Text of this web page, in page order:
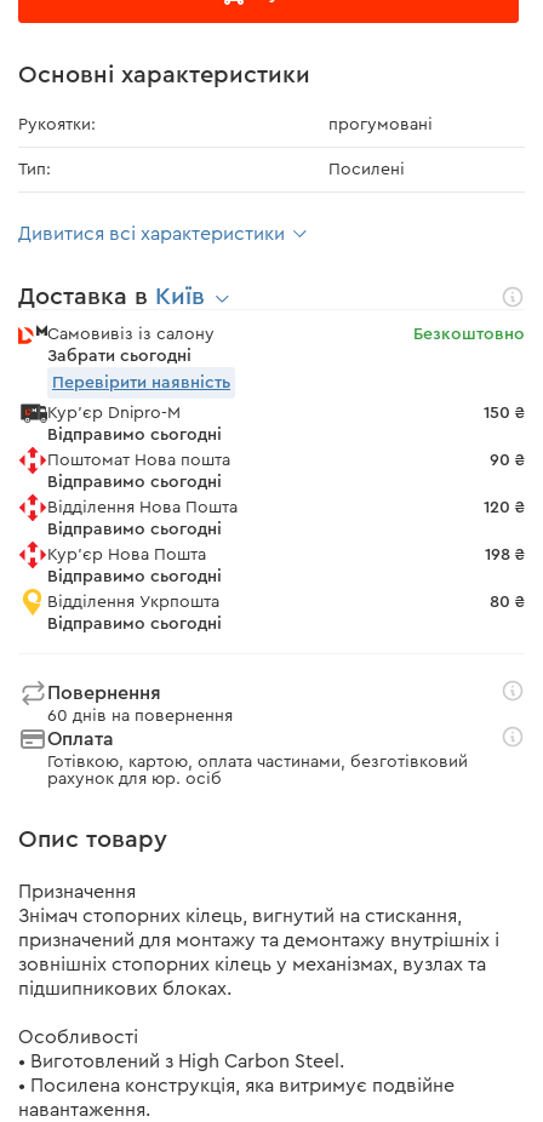
Основні характеристики
Рукоятки: прогумовані
Тип: Посилені
Дивитися всі характеристики
Доставка в Київ
Самовивіз із салону
Забрати сьогодні
Безкоштовно
Перевірити наявність
Кур'єр Dnipro-M
Відправимо сьогодні
150 ₴
Поштомат Нова пошта
Відправимо сьогодні
90 ₴
Відділення Нова Пошта
Відправимо сьогодні
120 ₴
Кур'єр Нова Пошта
Відправимо сьогодні
198 ₴
Відділення Укрпошта
Відправимо сьогодні
80 ₴
Повернення
60 днів на повернення
Оплата
Готівкою, картою, оплата частинами, безготівковий
рахунок для юр. осіб
Опис товару
Призначення
Знімач стопорних кілець, вигнутий на стискання,
призначений для монтажу та демонтажу внутрішніх і
зовнішніх стопорних кілець у механізмах, вузлах та
підшипникових блоках.
Особливості
• Виготовлений з High Carbon Steel.
• Посилена конструкція, яка витримує подвійне
навантаження.